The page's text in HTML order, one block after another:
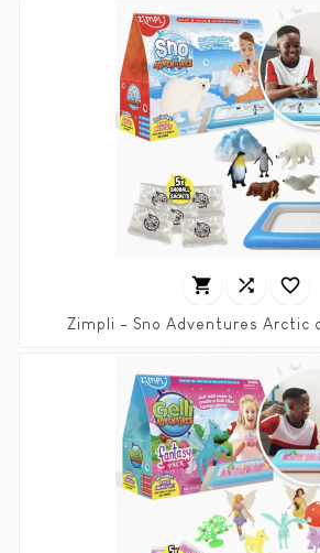
  
Zimpli - Sno Adventures Arctic